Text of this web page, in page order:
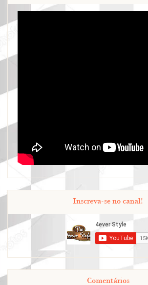
Inscreva-se no canal!
Comentários